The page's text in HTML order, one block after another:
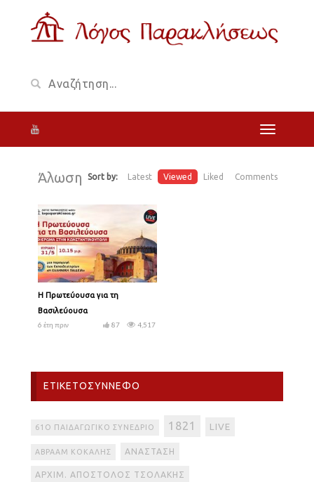
Άλωση Sort by: Latest Viewed Liked Comments
Η Πρωτεύουσα για τη
Βασιλεύουσα
6 έτη πριν
4,517
87
ΕΤΙΚΕΤΟΣΎΝΝΕΦΟ
61Ο ΠΑΙΔΑΓΩΓΙΚΌ ΣΥΝΈΔΡΙΟ 1821 LIVE
ΑΒΡΑΆΜ ΚΟΚΆΛΗΣ ΑΝΆΣΤΑΣΗ
ΑΡΧΙΜ. ΑΠΌΣΤΟΛΟΣ ΤΣΟΛΆΚΗΣ